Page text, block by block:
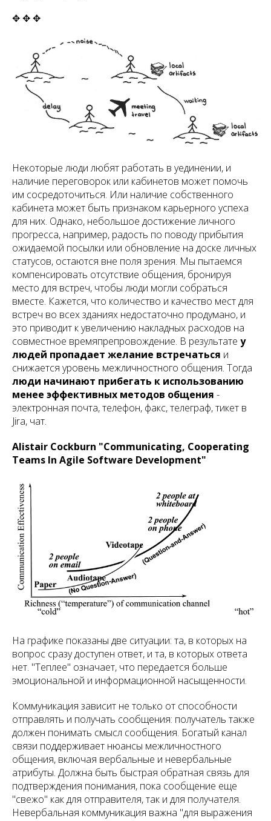
✥ ✥ ✥
Некоторые люди любят работать в уединении, и
наличие переговорок или кабинетов может помочь
им сосредоточиться. Или наличие собственного
кабинета может быть признаком карьерного успеха
для них. Однако, небольшое достижение личного
прогресса, например, радость по поводу прибытия
ожидаемой посылки или обновление на доске личных
статусов, остаются вне поля зрения. Мы пытаемся
компенсировать отсутствие общения, бронируя
место для встреч, чтобы люди могли собраться
вместе. Кажется, что количество и качество мест для
встреч во всех зданиях недостаточно продумано, и
это приводит к увеличению накладных расходов на
совместное времяпрепровождение. В результате у
людей пропадает желание встречаться и
снижается уровень межличностного общения. Тогда
люди начинают прибегать к использованию
менее эффективных методов общения -
электронная почта, телефон, факс, телеграф, тикет в
Jira, чат.
Alistair Cockburn "Communicating, Cooperating
Teams In Agile Software Development"
На графике показаны две ситуации: та, в которых на
вопрос сразу доступен ответ, и та, в которых ответа
нет. "Теплее" означает, что передается больше
эмоциональной и информационной насыщенности.
Коммуникация зависит не только от способности
отправлять и получать сообщения: получатель также
должен понимать смысл сообщения. Богатый канал
связи поддерживает нюансы межличностного
общения, включая вербальные и невербальные
атрибуты. Должна быть быстрая обратная связь для
подтверждения понимания, пока сообщение еще
"свежо" как для отправителя, так и для получателя.
Невербальная коммуникация важна "для выражения